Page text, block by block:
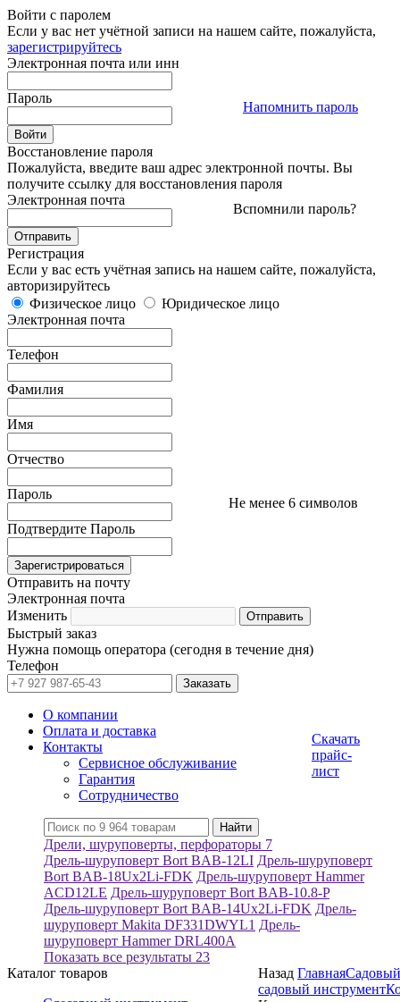
Войти с паролем
Если у вас нет учётной записи на нашем сайте, пожалуйста,
зарегистрируйтесь
Электронная почта или инн
Пароль
Напомнить пароль
Восстановление пароля
Пожалуйста, введите ваш адрес электронной почты. Вы
получите ссылку для восстановления пароля
Электронная почта
Вспомнили пароль?
Регистрация
Если у вас есть учётная запись на нашем сайте, пожалуйста,
авторизируйтесь
Физическое лицо
Юридическое лицо
Электронная почта
Телефон
Фамилия
Имя
Отчество
Пароль
Не менее 6 символов
Подтвердите Пароль
Отправить на почту
Электронная почта
Изменить
Быстрый заказ
Нужна помощь оператора (сегодня в течение дня)
Телефон
О компании
Оплата и доставка
Контакты
Сервисное обслуживание
Гарантия
Сотрудничество
Скачать
прайс-
лист
Дрели, шуруповерты, перфораторы 7
Дрель-шуруповерт Bort BAB-12LI Дрель-шуруповерт
Bort BAB-18Ux2Li-FDK Дрель-шуруповерт Hammer
ACD12LE Дрель-шуруповерт Bort BAB-10.8-P
Дрель-шуруповерт Bort BAB-14Ux2Li-FDK Дрель-
шуруповерт Makita DF331DWYL1 Дрель-
шуруповерт Hammer DRL400A
Показать все результаты 23
Каталог товаров
Назад Главная
садовый инструмент